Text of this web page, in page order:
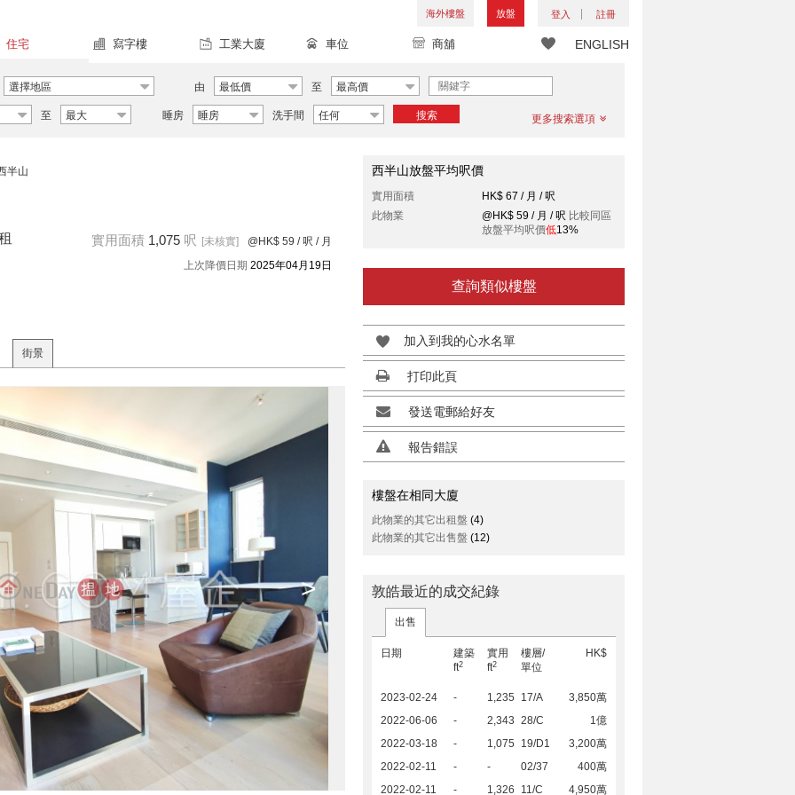
海外樓盤 放盤 登入 註冊
ENGLISH
住宅 寫字樓 工業大廈 車位 商舖
選擇地區 由 最低價 至 最高價
至 最大 睡房 睡房 洗手間 任何 搜索 更多搜索選項
半山
實用面積 1,075 呎 [未核實] @HK$ 59 / 呎 / 月
上次降價日期 2025年04月19日
街景
>
西半山放盤平均呎價
實用面積
HK$ 67 / 月 / 呎
此物業
@HK$ 59 / 月 / 呎 比較同區
放盤平均呎價低13%
查詢類似樓盤
加入到我的心水名單
打印此頁
發送電郵給好友
報告錯誤
樓盤在相同大廈
此物業的其它出租盤 (4)
此物業的其它出售盤 (12)
敦皓最近的成交紀錄
出售
日期
建築
ft2
實用
ft2
樓層/
單位
HK$
2023-02-24 - 1,235 17/A
3,850萬
2022-06-06
- 2,343 28/C
1億
2022-03-18
- 1,075 19/D1
3,200萬
2022-02-11
- - 02/37
400萬
2022-02-11
- 1,326 11/C 4,950萬